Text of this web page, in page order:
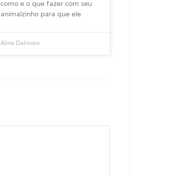
como e o que fazer com seu
animalzinho para que ele
Aline Dalmoro